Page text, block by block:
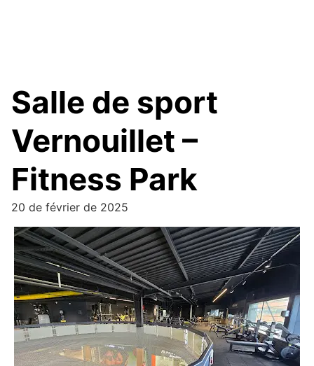
Salle de sport
Vernouillet –
Fitness Park
20 de février de 2025